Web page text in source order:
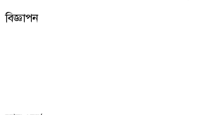
বিজ্ঞাপন